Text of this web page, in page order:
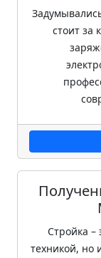
стоит за
Стройка –
техникой, но